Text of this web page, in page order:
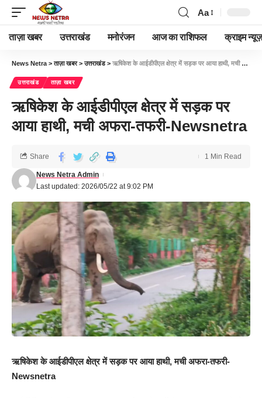
Aa
ताज़ा खबर उत्तराखंड मनोरंजन आज का राशिफल क्राइम न्यूज़
News Netra >ताज़ा खबर>उत्तराखंड> ऋषिकेश के आईडीपीएल क्षेत्र में सड़क पर आया हाथी, मची अफरा-तफरी-Newsnetra
उत्तराखंड ताज़ा खबर
ऋषिकेश के आईडीपीएल क्षेत्र में सड़क पर
आया हाथी, मची अफरा-तफरी-Newsnetra
Last updated: 2026/05/22 at 9:02 PM
News Netra Admin
Share 1 Min Read
ऋषिकेश के आईडीपीएल क्षेत्र में सड़क पर आया हाथी, मची अफरा-तफरी-
Newsnetra